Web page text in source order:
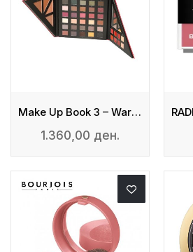
Make Up Book 3 – Warm Tones
1.360,00 ден.